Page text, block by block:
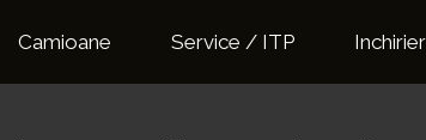
Camioane Service / ITP